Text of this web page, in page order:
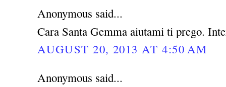
Anonymous said...
Cara Santa Gemma aiutami ti prego.
AUGUST 20, 2013 AT 4:50 AM
Anonymous said...